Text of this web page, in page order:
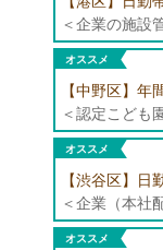
オススメ
オススメ
オススメ